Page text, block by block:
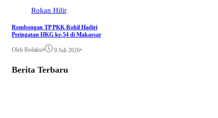
Rokan Hilir
Rombongan TP PKK Rohil Hadiri
Peringatan HKG ke-54 di Makassar
Oleh Redaksi• 9 Juli 2026•
Berita Terbaru